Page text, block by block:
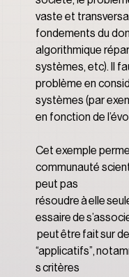
vaste et
fondements du
algorithmique
systèmes, etc). Il
problème en
systèmes (par
en fonction de
Cet exemple
communauté
peut pas
résoudre à elle
essaire de
peut être fait sur
“applicatifs”,
s critères